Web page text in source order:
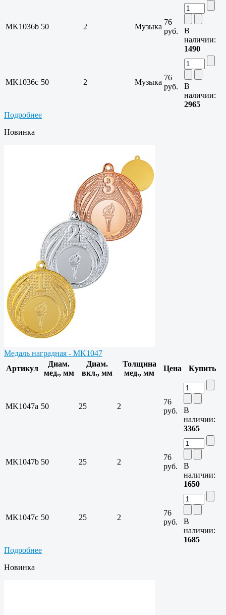
MK1036b 50 2 Музыка
76
руб.
В
наличии:
1490
MK1036c 50 2 Музыка
76
руб.
В
наличии:
2965
Подробнее
Новинка
Медаль наградная - MK1047
Артикул
Диам.
мед., мм
Диам.
вкл., мм
Толщина
мед., мм
Цена Купить
MK1047a 50 25 2
76
руб.
В
наличии:
3365
MK1047b 50 25 2
76
руб.
В
наличии:
1650
MK1047c 50 25 2
76
руб.
В
наличии:
1685
Подробнее
Новинка